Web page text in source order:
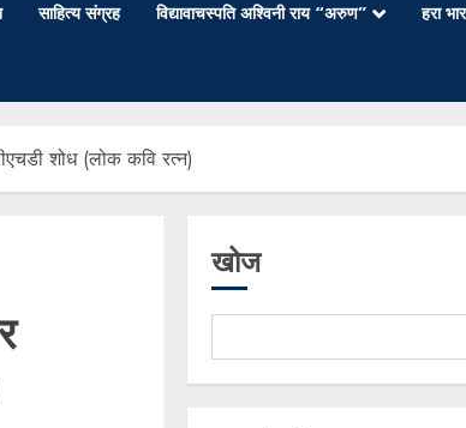
साहित्य संग्रह विद्यावाचस्पति अश्विनी राय “अरुण” हरा
शोध (लोक कवि रत्न)
खोज